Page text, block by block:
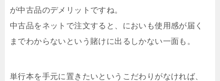
が中古品のデメリットですね。
中古品をネットで注文すると、においも使用感が届く
までわからないという賭けに出るしかない一面も。
単行本を手元に置きたいというこだわりがなければ、